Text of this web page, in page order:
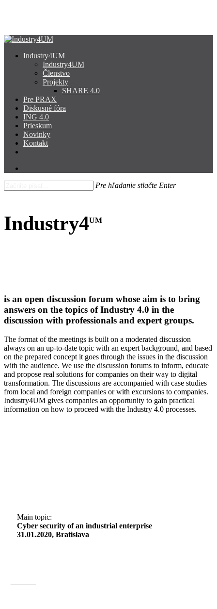
content
search
Menu
Industry4UM
Industry4UM
Členstvo
Projekty
SHARE 4.0
Pre PRAX
Diskusné fóra
ING 4.0
Prieskum
Novinky
Kontakt
Pre hľadanie stlačte Enter
Industry4UM
is an open discussion forum whose aim is to bring
answers on the topics of Industry 4.0 in the
discussion with professionals and expert groups.
The format of the meetings is built on a moderated discussion
always on an up-to-date topic with an expert background, and based
on the prepared concept it goes through the issues in the discussion
with the audience. We use the discussion forums to inform, educate
and propose real solutions for companies on their way to digital
transformation. The discussions are accompanied with case studies
from local and foreign companies or with excursions to companies.
Industry4UM gives companies an opportunity to gain practical
information on how to proceed with the Industry 4.0 processes.
Main topic:
Cyber security of an industrial enterprise
31.01.2020, Bratislava